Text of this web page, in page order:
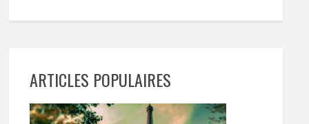
ARTICLES POPULAIRES